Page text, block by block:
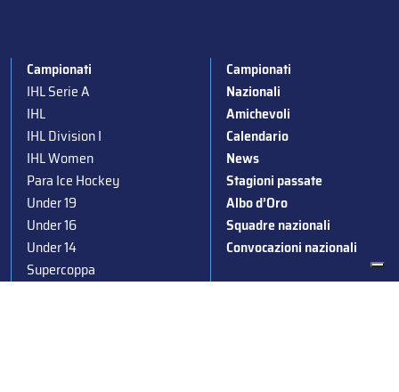
Campionati
IHL Serie A
IHL
IHL Division I
IHL Women
Para Ice Hockey
Under 19
Under 16
Under 14
Supercoppa
Campionati
Nazionali
Amichevoli
Calendario
News
Stagioni passate
Albo d’Oro
Squadre nazionali
Convocazioni nazionali